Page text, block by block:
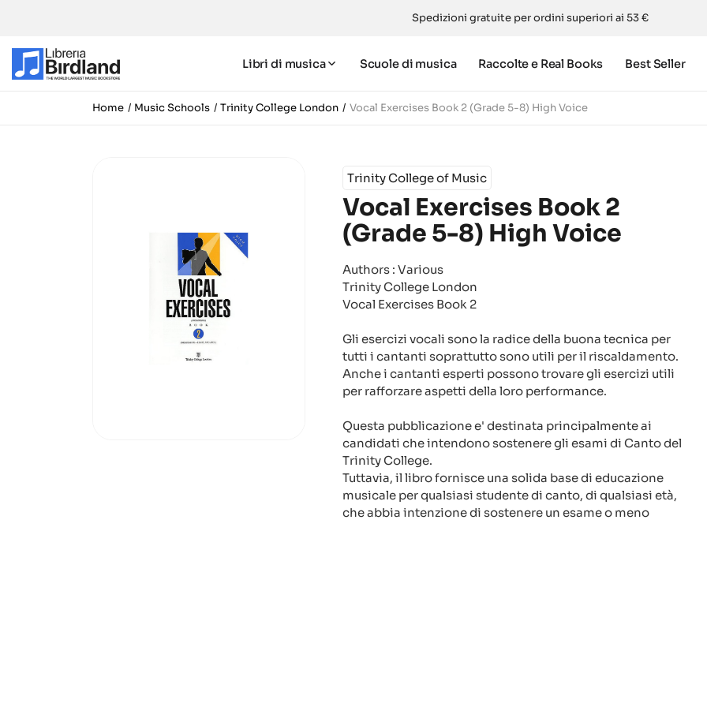
Spedizioni gratuite per ordini superiori ai 53 €
Libri di musica Scuole di musica Raccolte e Real Books Best Seller
Home Music Schools Trinity College London Vocal Exercises Book 2 (Grade 5-8) High Voice
Trinity College of Music
Vocal Exercises Book 2
(Grade 5-8) High Voice
Authors : Various
Trinity College London
Vocal Exercises Book 2
Gli esercizi vocali sono la radice della buona tecnica per
tutti i cantanti soprattutto sono utili per il riscaldamento.
Anche i cantanti esperti possono trovare gli esercizi utili
per rafforzare aspetti della loro performance.
Questa pubblicazione e' destinata principalmente ai
candidati che intendono sostenere gli esami di Canto del
Trinity College.
Tuttavia, il libro fornisce una solida base di educazione
musicale per qualsiasi studente di canto, di qualsiasi età,
che abbia intenzione di sostenere un esame o meno